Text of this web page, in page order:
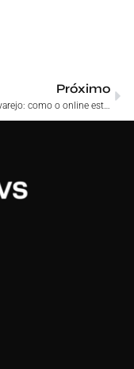
Próximo
ROPO no varejo: como o online está impulsionando suas vendas na loja física